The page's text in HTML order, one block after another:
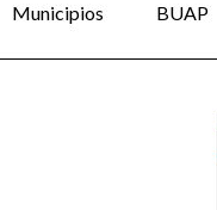
Municipios BUAP